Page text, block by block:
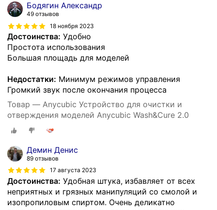
Бодягин Александр
49 отзывов
18 ноября 2023
Достоинства: Удобно
Простота использования
Большая площадь для моделей
Недостатки: Минимум режимов управления
Громкий звук после окончания процесса
Товар — Anycubic Устройство для очистки и
отверждения моделей Anycubic Wash&Cure 2.0
Демин Денис
89 отзывов
17 августа 2023
Достоинства: Удобная штука, избавляет от всех
неприятных и грязных манипуляций со смолой и
изопропиловым спиртом. Очень деликатно